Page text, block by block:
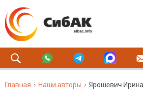
Главная Наши авторы Ярошевич